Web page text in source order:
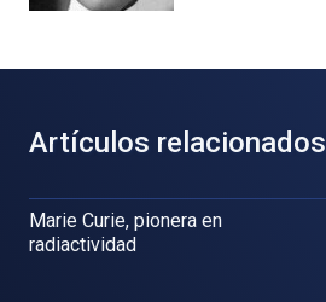
Artículos relacionados
Marie Curie, pionera en
radiactividad